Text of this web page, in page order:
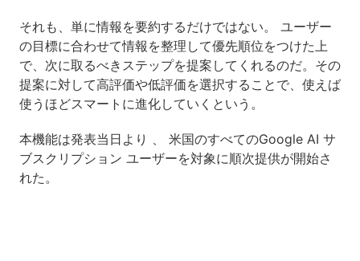
それも、単に情報を要約するだけではない。 ユーザー
の目標に合わせて情報を整理して優先順位をつけた上
で、次に取るべきステップを提案してくれるのだ。その
提案に対して高評価や低評価を選択することで、使えば
使うほどスマートに進化していくという。
本機能は発表当日より 、 米国のすべてのGoogle AI サ
ブスクリプション ユーザーを対象に順次提供が開始さ
れた。